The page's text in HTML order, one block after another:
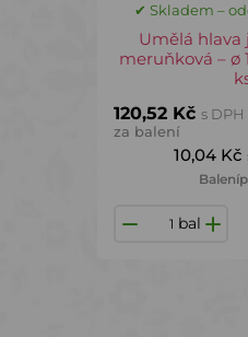
✔ Skladem –
Umělá hlava
meruňková – ø
120,52 Kč s DPH
za balení
10,04 Kč
Balení
bal